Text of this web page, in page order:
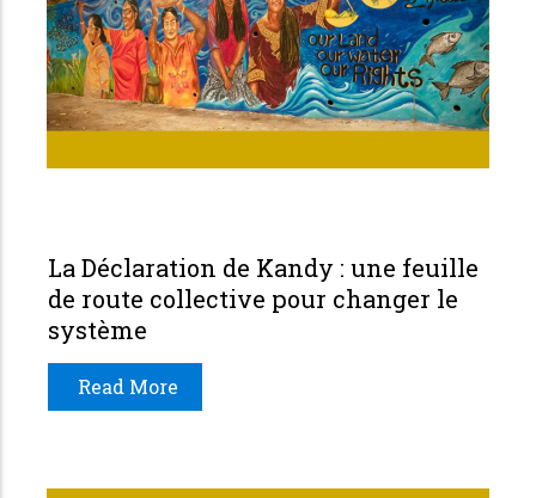
La Déclaration de Kandy : une feuille
de route collective pour changer le
système
Read More